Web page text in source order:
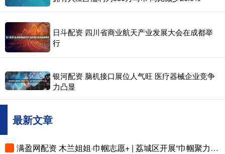
日斗配资 四川省商业航天产业发展大会在成都举
行
银河配资 脑机接口展位人气旺 医疗器械企业竞争
力凸显
最新文章
满盈网配资 木兰姐姐·巾帼志愿+ | 荔城区开展“巾帼聚力 守护碧水”志愿服务活动